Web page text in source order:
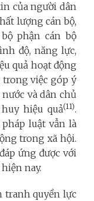
của người dân
lượng cán bộ,
phận cán bộ
độ, năng lực,
quả hoạt động
trong việc góp ý
và dân chủ
hiệu quả(11).
luật vẫn là
trong xã hội.
ứng được với
nay.
tranh quyền lực